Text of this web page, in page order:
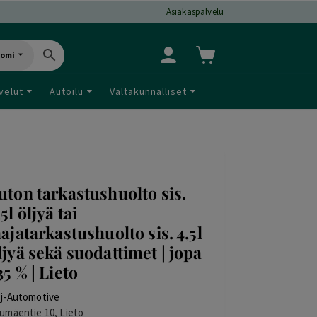
Asiakaspalvelu
Autoilu Valtakunnalliset
tarkastushuolto sis.
öljyä tai
sis. 4,5l
sekä suodattimet | jopa
% | Lieto
Automotive
10, Lieto